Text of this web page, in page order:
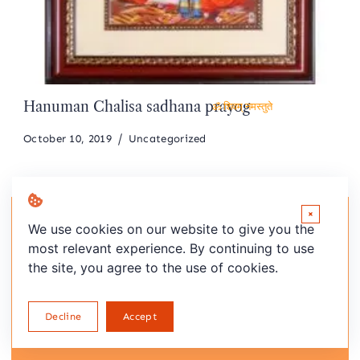
Hanuman Chalisa sadhana prayog
October 10, 2019 Uncategorized
Leave a Reply
You must be logged into post a comment.
We use cookies on our website to give you the
most relevant experience. By continuing to use
the site, you agree to the use of cookies.
Decline Accept
×